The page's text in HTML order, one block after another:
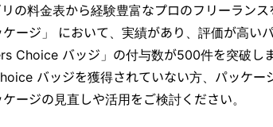
の料金表から経験豊富なプロのフリーラン
ージ」 において、実績があり、評価が高い
Choice バッジ」の付与数が500件を突破しま
バッジを獲得されていない方、パッケー
ージの見直しや活用をご検討ください。